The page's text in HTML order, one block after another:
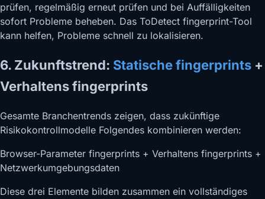
prüfen, regelmäßig erneut prüfen und bei Auffälligkeiten
sofort Probleme beheben. Das ToDetect fingerprint-Tool
kann helfen, Probleme schnell zu lokalisieren.
6. Zukunftstrend: Statische fingerprints +
Verhaltens fingerprints
Gesamte Branchentrends zeigen, dass zukünftige
Risikokontrollmodelle Folgendes kombinieren werden:
Browser-Parameter fingerprints + Verhaltens fingerprints +
Netzwerkumgebungsdaten
Diese drei Elemente bilden zusammen ein vollständiges